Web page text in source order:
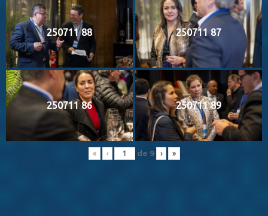
250711 88 250711 87
250711 86 250711 89
« ‹ de 9 › »